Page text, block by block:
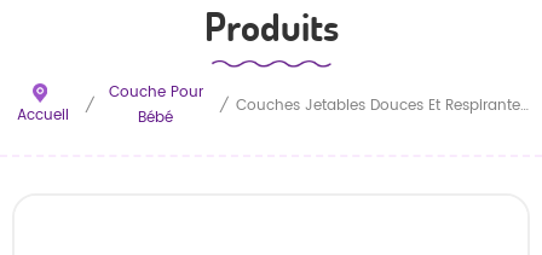
Produits
Accueil /
Couche Pour
Bébé
/ Couches Jetables Douces Et Respirantes Pour Bébé, Utilisables Toute La Nuit